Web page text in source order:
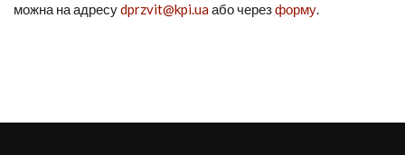
можна на адресуdprzvit@kpi.uaабо черезформу.